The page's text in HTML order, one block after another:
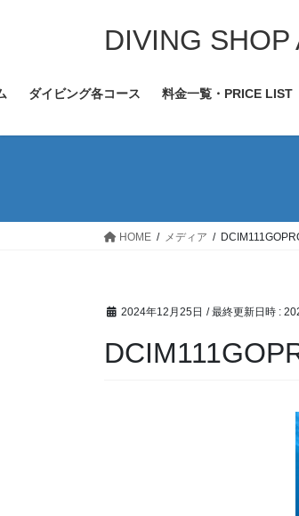
ツ
ス
シ
ン
DIVING SHOP
ダイビング各コース 料金一覧・PRICE LIST
HOME メディア
2024年12月25日 / 最終更新日時 :